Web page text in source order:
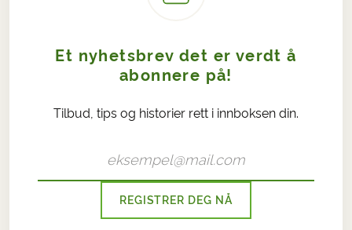
Et nyhetsbrev det er verdt å
abonnere på!
Tilbud, tips og historier rett i innboksen din.
REGISTRER DEG NÅ